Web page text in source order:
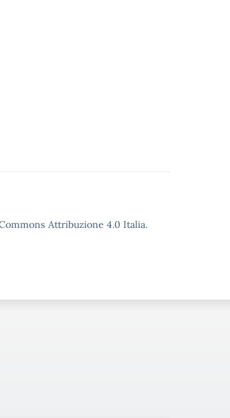
Attribuzione 4.0 Italia.